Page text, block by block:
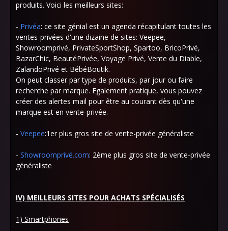
produits. Voici les meilleurs sites:
- Privéa: ce site génial est un agenda récapitulant toutes les
ventes-privées d'une dizaine de sites: Veepee,
Showroomprivé, PrivateSportShop, Spartoo, BricoPrivé,
BazarChic, BeautéPrivée, Voyage Privé, Vente du Diable,
ZalandoPrivé et BébéBoutik.
On peut classer par type de produits, par jour ou faire
recherche par marque. Egalement pratique, vous pouvez
créer des alertes mail pour être au courant dès qu'une
marque est en vente-privée.
- Veepee:1er plus gros site de vente-privée généraliste
- Showroomprivé.com: 2ème plus gros site de vente-privée
généraliste
IV) MEILLEURS SITES POUR ACHATS SPÉCIALISÉS
1) Smartphones